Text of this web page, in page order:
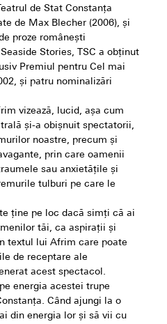
de Stat Constanța
de Max Blecher (2006), și
proze românești
Stories, TSC a obținut
Premiul pentru Cel mai
și patru nominalizări
vizează, lucid, așa cum
și-a obișnuit spectatorii,
noastre, precum și
prin care oamenii
sau anxietățile și
tulburi pe care le
ține pe loc dacă simți că ai
tăi, ca aspirații și
textul lui Afrim care poate
de receptare ale
acest spectacol.
energia acestei trupe
Când ajungi la o
din energia lor și să vii cu